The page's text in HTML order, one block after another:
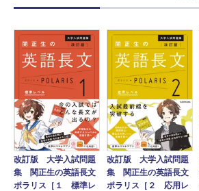
改訂版 大学入試問題
集 関正生の英語長文
ポラリス［１ 標準レ
改訂版 大学入試問題
集 関正生の英語長文
ポラリス［２ 応用レ